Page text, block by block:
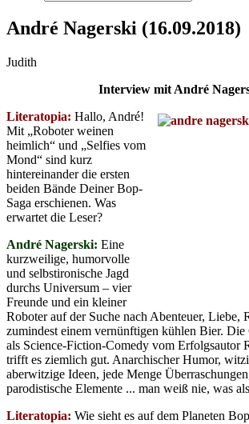
André Nagerski (16.09.2018)
Judith
Interview mit André
Literatopia: Hallo, André!
Mit „Roboter weinen
heimlich“ und „Selfies vom
Mond“ sind kurz
hintereinander die ersten
beiden Bände Deiner Bop-
Saga erschienen. Was
erwartet die Leser?
André Nagerski: Eine
kurzweilige, humorvolle
und selbstironische Jagd
durchs Universum – vier
Freunde und ein kleiner
Roboter auf der Suche nach Abenteuer, Liebe,
zumindest einem vernünftigen kühlen Bier. Die
als Science-Fiction-Comedy vom Erfolgsautor
trifft es ziemlich gut. Anarchischer Humor,
aberwitzige Ideen, jede Menge
parodistische Elemente ... man weiß nie, was
Literatopia: Wie sieht es auf dem Planeten